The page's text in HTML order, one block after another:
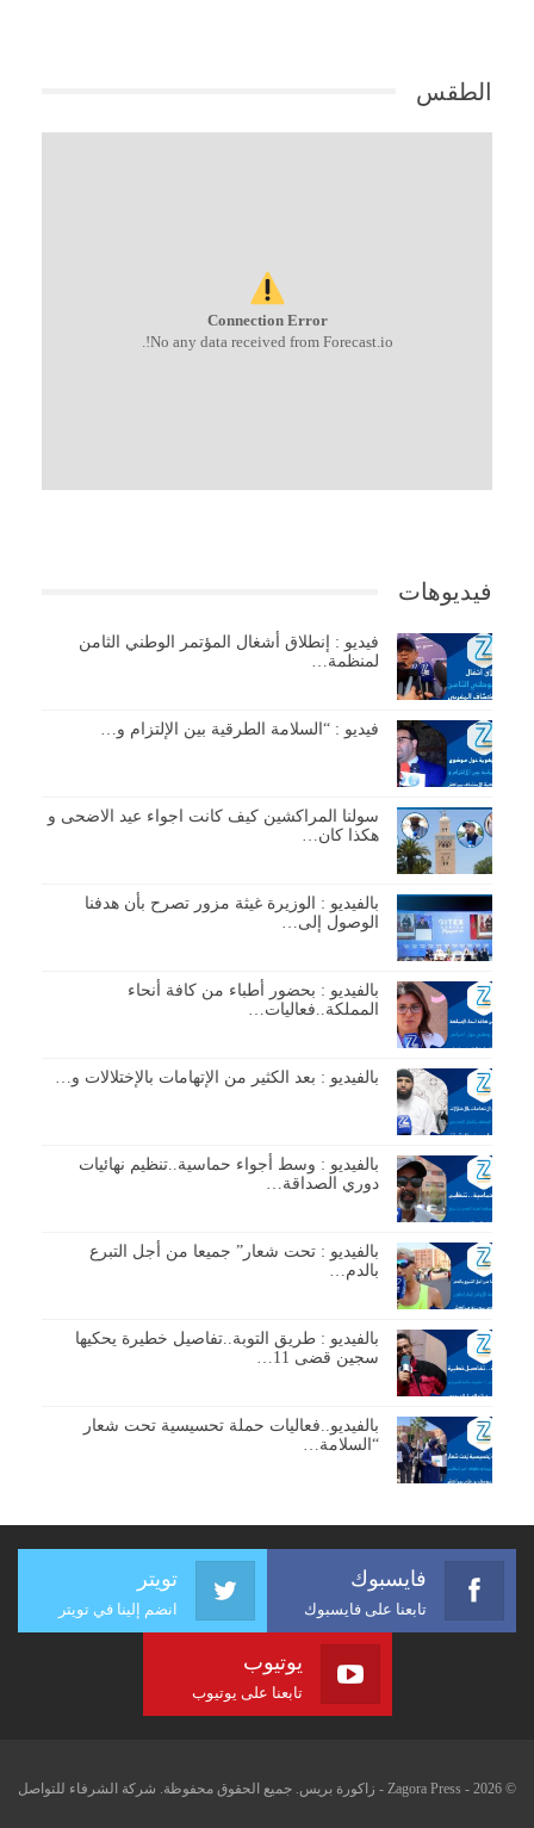
الطقس
Connection Error
No any data received from Forecast.io!.
فيديوهات
فيديو : إنطلاق أشغال المؤتمر الوطني الثامن
لمنظمة…
فيديو : “السلامة الطرقية بين الإلتزام و…
سولنا المراكشين كيف كانت اجواء عيد الاضحى و
هكذا كان…
بالفيديو : الوزيرة غيثة مزور تصرح بأن هدفنا
الوصول إلى…
بالفيديو : بحضور أطباء من كافة أنحاء
المملكة..فعاليات…
بالفيديو : بعد الكثير من الإتهامات بالإختلالات و…
بالفيديو : وسط أجواء حماسية..تنظيم نهائيات
دوري الصداقة…
بالفيديو : تحت شعار” جميعا من أجل التبرع
بالدم…
بالفيديو : طريق التوبة..تفاصيل خطيرة يحكيها
سجين قضى 11…
بالفيديو..فعاليات حملة تحسيسية تحت شعار
“السلامة…
فايسبوك
تابعنا على فايسبوك
تويتر
انضم إلينا في تويتر
يوتيوب
تابعنا على يوتيوب
© 2026 - Zagora Press - زاكورة بريس. جميع الحقوق محفوظة. شركة الشرفاء للتواصل